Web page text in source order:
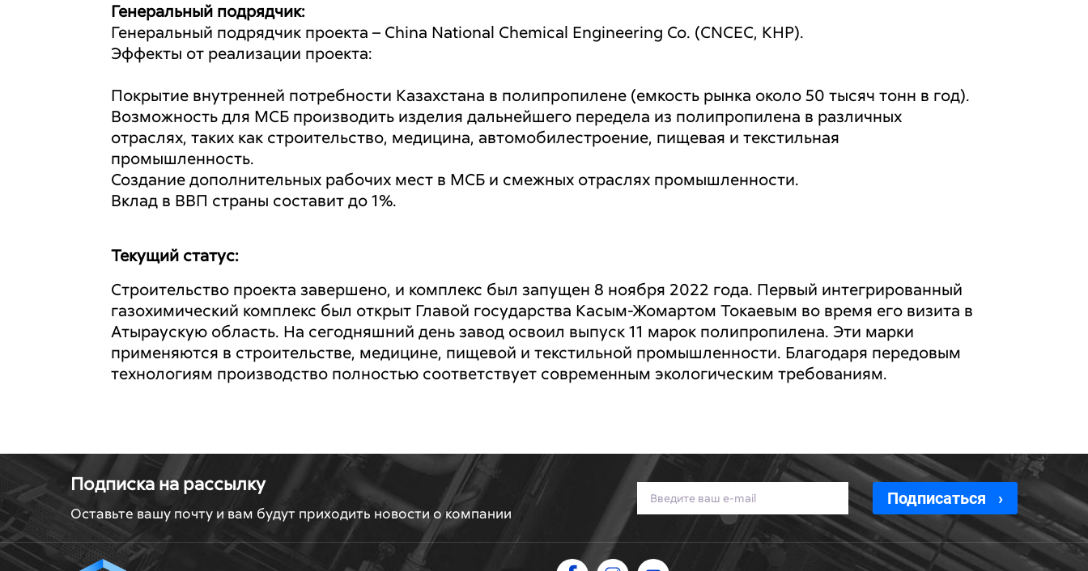
Генеральный подрядчик:
Генеральный подрядчик проекта – China National Chemical Engineering Co. (CNCEC, КНР).
Эффекты от реализации проекта:
Покрытие внутренней потребности Казахстана в полипропилене (емкость рынка около 50 тысяч тонн в год).
Возможность для МСБ производить изделия дальнейшего передела из полипропилена в различных
отраслях, таких как строительство, медицина, автомобилестроение, пищевая и текстильная
промышленность.
Создание дополнительных рабочих мест в МСБ и смежных отраслях промышленности.
Вклад в ВВП страны составит до 1%.
Текущий статус:
Строительство проекта завершено, и комплекс был запущен 8 ноября 2022 года. Первый интегрированный
газохимический комплекс был открыт Главой государства Касым-Жомартом Токаевым во время его визита в
Атыраускую область. На сегодняшний день завод освоил выпуск 11 марок полипропилена. Эти марки
применяются в строительстве, медицине, пищевой и текстильной промышленности. Благодаря передовым
технологиям производство полностью соответствует современным экологическим требованиям.
Подписка на рассылку
Оставьте вашу почту и вам будут приходить новости о компании
Подписаться